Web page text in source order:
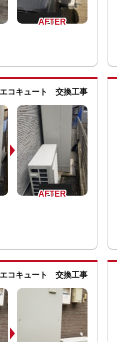
コキュート 交換工事
コキュート 交換工事